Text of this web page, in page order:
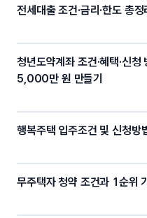
전세대출 조건·금리·한도 총
청년도약계좌 조건·혜택·신
5,000만 원 만들기
행복주택 입주조건 및 신청방
무주택자 청약 조건과 1순위